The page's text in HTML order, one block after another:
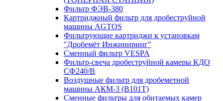
Фильтр ФЭВ-380
Картриджный фильтр для дробеструйной
машины AGTOS
Фильтрующие картриджи к установкам
"Дробемёт Инжиниринг"
Сменный фильтр VESPA
Фильтр-свеча дробеструйной камеры КДО
СФ240/В
Воздушные фильтр для дробеметной
машины АКМ-3 (В101Т)
Сменные фильтры для обитаемых камер